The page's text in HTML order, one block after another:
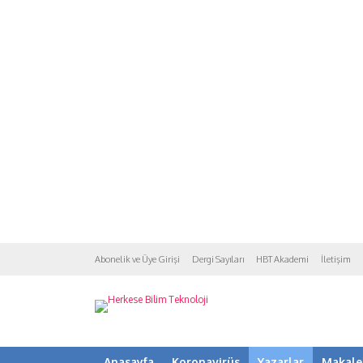
Abonelik ve Üye Girişi Dergi Sayıları HBT Akademi İletişim